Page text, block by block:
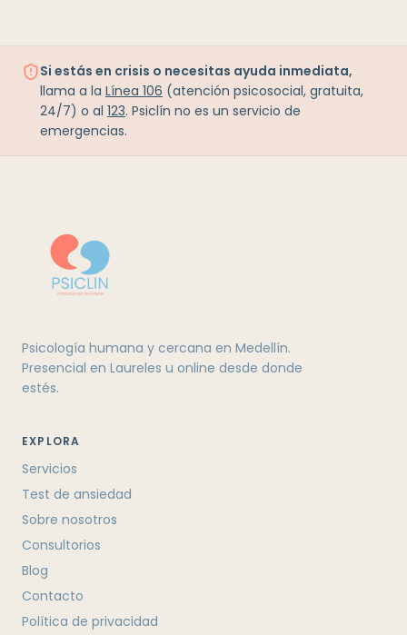
Si estás en crisis o necesitas ayuda inmediata,
llama a la Línea 106 (atención psicosocial, gratuita,
24/7) o al 123. Psiclín no es un servicio de
emergencias.
Psicología humana y cercana en Medellín.
Presencial en Laureles u online desde donde
estés.
EXPLORA
Servicios
Test de ansiedad
Sobre nosotros
Consultorios
Blog
Contacto
Política de privacidad